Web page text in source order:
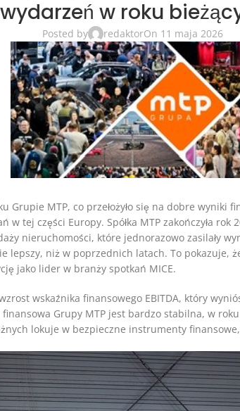
wydarzeń w roku
Posted by redaktorOn 11 maja 2026
Grupie MTP, co przełożyło się na dobre
tej części Europy. Spółka MTP zakończyła rok
nieruchomości, które jednorazowo zasilały
lepszy, niż w poprzednich latach. To pokazuje,
jako lider w branży spotkań MICE.
wskaźnika finansowego EBITDA, który
Grupy MTP jest bardzo stabilna, w
lokuje w bezpieczne instrumenty